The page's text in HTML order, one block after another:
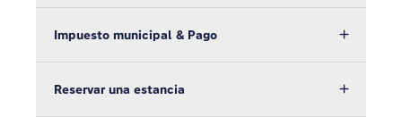
Impuesto municipal & Pago
Reservar una estancia